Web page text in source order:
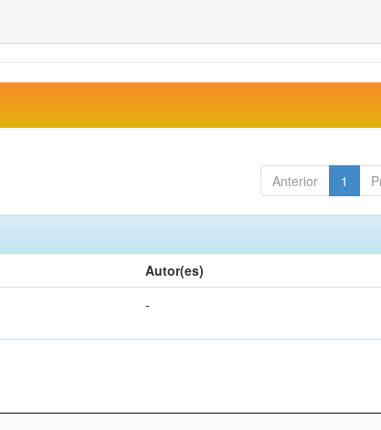
Anterior 1
Autor(es)
-